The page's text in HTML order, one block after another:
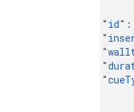
    "
id":
    "
    "
    "
    "